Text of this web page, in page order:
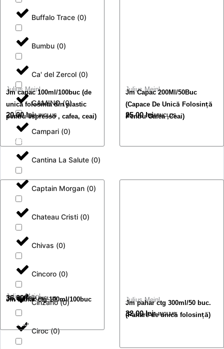
Buffalo Trace (0)
Bumbu (0)
Ca' del Zercol (0)
CAMINO(0)
Campari (0)
Cantina La Salute (0)
Captain Morgan (0)
Chateau Cristi (0)
Chivas (0)
Cincoro (0)
Cinzano(0)
Ciroc(0)
Julius Meinl
Jm capac 100ml/100buc (de
unica folosinta din plastic
pentru espresso , cafea, ceai)
20,00lei
TVA INCLUS
Adaugă în coș
Julius Meinl
Jm Capac 200Ml/50Buc
(Capace De Unică Folosință
Pentru Cafea ,Ceai)
25,00lei
TVA INCLUS
Julius Meinl
Jm Pahar ctg 100ml/100buc
36,00lei
TVA INCLUS
Adaugă în coș
Julius Meinl
Jm pahar ctg 300ml/50 buc.
(Pahare de unică folosință)
32,00lei
TVA INCLUS